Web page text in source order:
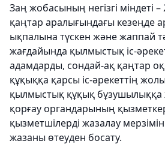
Заң жобасының негізгі міндеті
қаңтар аралығындағы кезеңде
ықпалына түскен және жаппай
жағдайында қылмыстық іс-
адамдарды, сондай-ақ қаңтар
құқыққа қарсы іс-әрекеттің
қылмыстық құқық бұзушылыққа
қорғау органдарының
қызметшілерді жазалау
жазаны өтеуден босату.